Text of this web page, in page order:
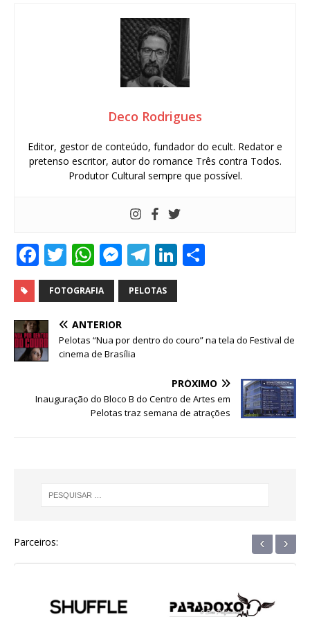
Deco Rodrigues
Editor, gestor de conteúdo, fundador do ecult. Redator e
pretenso escritor, autor do romance Três contra Todos.
Produtor Cultural sempre que possível.
F
a
c
e
b
o
k
T
w
it
te
r
W
h
at
s
A
p
p
M
e
ss
n
g
r
T
el
e
ra
Li
dI
FOTOGRAFIA PELOTAS
ANTERIOR
Pelotas “Nua por dentro do couro” na tela do Festival de
cinema de Brasília
PRÓXIMO
Inauguração do Bloco B do Centro de Artes em
Pelotas traz semana de atrações
Parceiros: ‹ ›